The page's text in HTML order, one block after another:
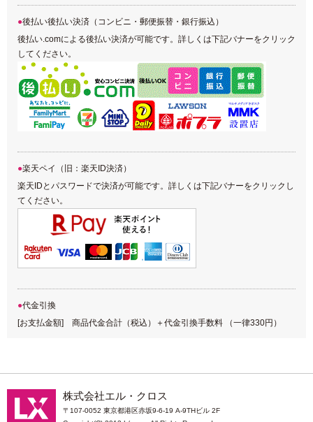
後払い後払い決済（コンビニ・郵便振替・銀行振込）
後払い.comによる後払い決済が可能です。詳しくは下記バナーをクリック
してください。
楽天ペイ（旧：楽天ID決済）
楽天IDとパスワードで決済が可能です。詳しくは下記バナーをクリックし
てください。
代金引換
[お支払金額] 商品代金合計（税込）＋代金引換手数料 （一律330円）
株式会社エル・クロス
〒107-0052 東京都港区赤坂9-6-19 A-9THビル 2F